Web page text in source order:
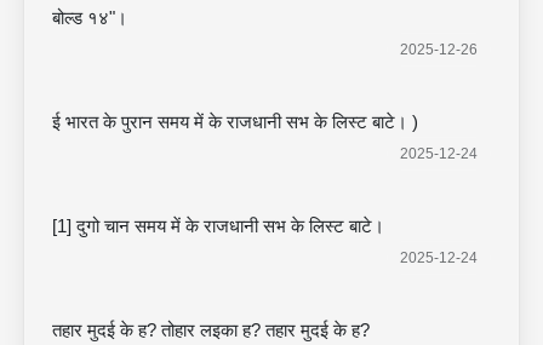
बोल्ड १४"।
2025-12-26
ई भारत के पुरान समय में के राजधानी सभ के लिस्ट बाटे। )
2025-12-24
[1] दुगो चान समय में के राजधानी सभ के लिस्ट बाटे।
2025-12-24
तहार मुदई के ह? तोहार लइका ह? तहार मुदई के ह?